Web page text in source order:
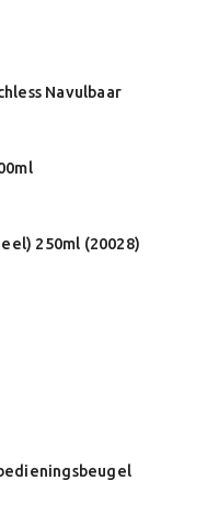
Navulbaar
250ml (20028)